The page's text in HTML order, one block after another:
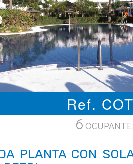
Ref.
6
PLANTA CON